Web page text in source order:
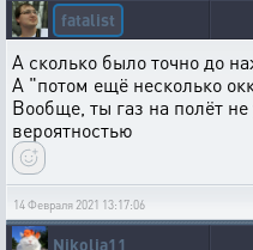
fatalist
А сколько было точно до
А "потом ещё несколько
Вообще, ты газ на полёт
вероятностью
14 Февраля 2021 13:17:06
Nikolia11